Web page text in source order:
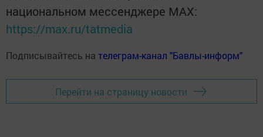
национальном мессенджере MАХ:
https://max.ru/tatmedia
Подписывайтесь на телеграм-канал "Бавлы-информ"
Перейти на страницу новости